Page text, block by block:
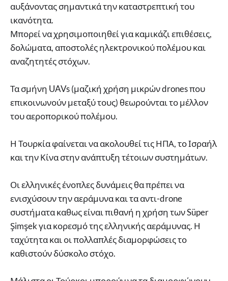
αυξάνοντας σημαντικά την καταστρεπτική του
ικανότητα.
Μπορεί να χρησιμοποιηθεί για καμικάζι επιθέσεις,
δολώματα, αποστολές ηλεκτρονικού πολέμου και
αναζητητές στόχων.
Τα σμήνη UAVs (μαζική χρήση μικρών drones που
επικοινωνούν μεταξύ τους) θεωρούνται το μέλλον
του αεροπορικού πολέμου.
Η Τουρκία φαίνεται να ακολουθεί τις ΗΠΑ, το Ισραήλ
και την Κίνα στην ανάπτυξη τέτοιων συστημάτων.
Οι ελληνικές ένοπλες δυνάμεις θα πρέπει να
ενισχύσουν την αεράμυνα και τα αντι-drone
συστήματα καθως είναι πιθανή η χρήση των Süper
Şimşek για κορεσμό της ελληνικής αεράμυνας. Η
ταχύτητα και οι πολλαπλές διαμορφώσεις το
καθιστούν δύσκολο στόχο.